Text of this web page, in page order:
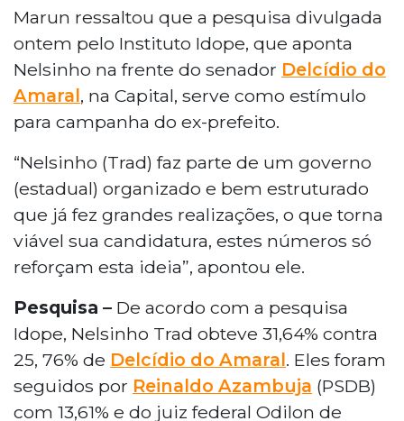
Marun ressaltou que a pesquisa divulgada
ontem pelo Instituto Idope, que aponta
Nelsinho na frente do senador Delcídio do
Amaral, na Capital, serve como estímulo
para campanha do ex-prefeito.
“Nelsinho (Trad) faz parte de um governo
(estadual) organizado e bem estruturado
que já fez grandes realizações, o que torna
viável sua candidatura, estes números só
reforçam esta ideia”, apontou ele.
Pesquisa – De acordo com a pesquisa
Idope, Nelsinho Trad obteve 31,64% contra
25, 76% de Delcídio do Amaral. Eles foram
seguidos por Reinaldo Azambuja (PSDB)
com 13,61% e do juiz federal Odilon de